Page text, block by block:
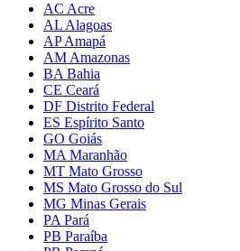
AC Acre
AL Alagoas
AP Amapá
AM Amazonas
BA Bahia
CE Ceará
DF Distrito Federal
ES Espírito Santo
GO Goiás
MA Maranhão
MT Mato Grosso
MS Mato Grosso do Sul
MG Minas Gerais
PA Pará
PB Paraíba